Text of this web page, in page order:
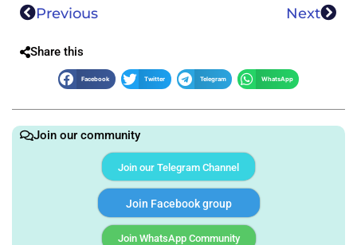
Previous Next
Share this
Facebook Twitter Telegram WhatsApp
Join our community
Join our Telegram Channel
Join Facebook group
Join WhatsApp Community